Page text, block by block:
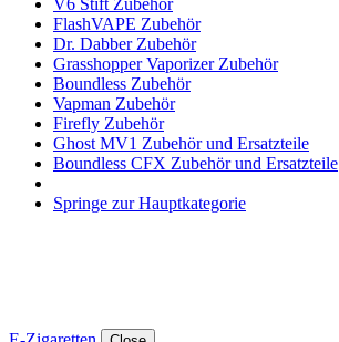
V6 Stift Zubehör
FlashVAPE Zubehör
Dr. Dabber Zubehör
Grasshopper Vaporizer Zubehör
Boundless Zubehör
Vapman Zubehör
Firefly Zubehör
Ghost MV1 Zubehör und Ersatzteile
Boundless CFX Zubehör und Ersatzteile
Springe zur Hauptkategorie